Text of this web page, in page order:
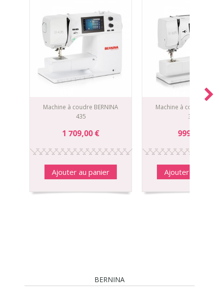
Machine à coudre BERNINA
435
1 709,00 €
Ajouter au panier
Machine à coudre
325
999,00 €
Ajouter au
BERNINA